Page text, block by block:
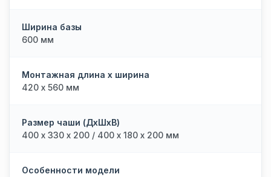
Ширина базы
600 мм
Монтажная длина х ширина
420 х 560 мм
Размер чаши (ДхШхВ)
400 х 330 х 200 / 400 х 180 х 200 мм
Особенности модели